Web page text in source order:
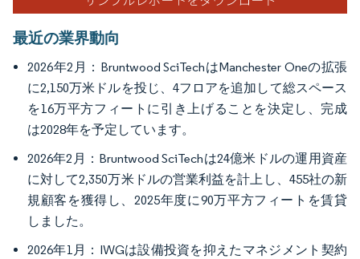
最近の業界動向
2026年2月：Bruntwood SciTechはManchester Oneの拡張
に2,150万米ドルを投じ、4フロアを追加して総スペース
を16万平方フィートに引き上げることを決定し、完成
は2028年を予定しています。
2026年2月：Bruntwood SciTechは24億米ドルの運用資産
に対して2,350万米ドルの営業利益を計上し、455社の新
規顧客を獲得し、2025年度に90万平方フィートを賃貸
しました。
2026年1月：IWGは設備投資を抑えたマネジメント契約